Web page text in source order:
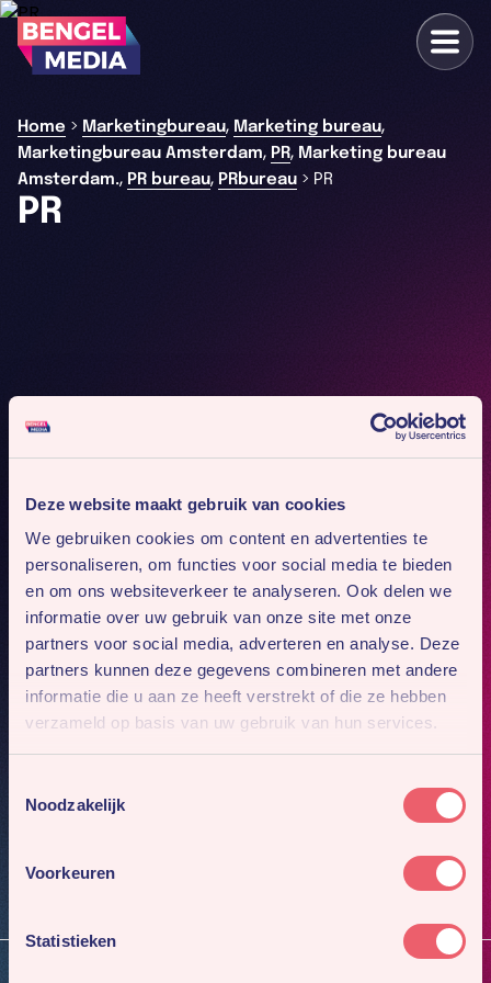
Deze website maakt gebruik van cookies
We gebruiken cookies om content en advertenties te
personaliseren, om functies voor social media te bieden
en om ons websiteverkeer te analyseren. Ook delen we
informatie over uw gebruik van onze site met onze
partners voor social media, adverteren en analyse. Deze
partners kunnen deze gegevens combineren met andere
informatie die u aan ze heeft verstrekt of die ze hebben
verzameld op basis van uw gebruik van hun services.
Noodzakelijk
Voorkeuren
Statistieken
Home > Marketingbureau, Marketing bureau,
Marketingbureau Amsterdam, PR, Marketing bureau
Amsterdam., PR bureau, PRbureau > PR
PR
Meld je aan voor onze nieuwsbrief. Dan sturen we je
4x per jaar ons nieuwste werk en gaafste cases.
Inschrijven